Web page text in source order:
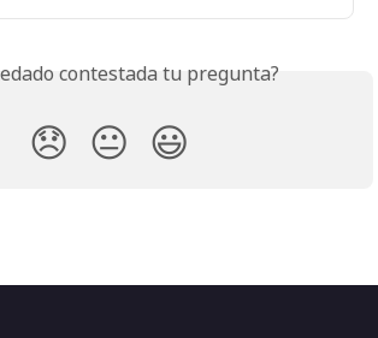
contestada tu pregunta?
😞 😐 😃